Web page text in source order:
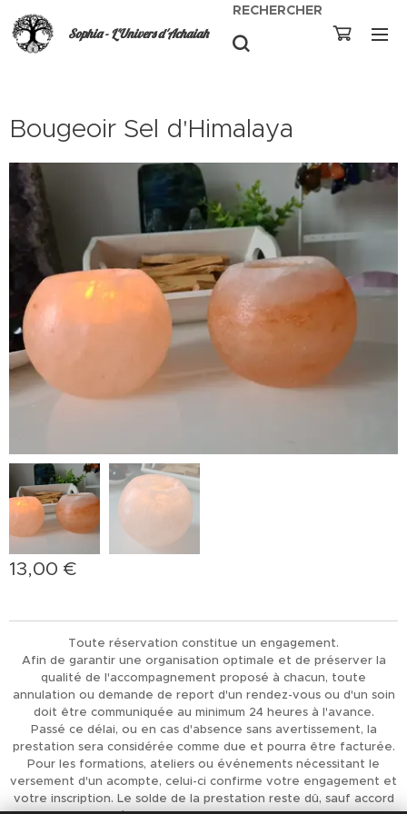
Sophia - L'Univers d'Achaiah
RECHERCHER
Bougeoir Sel d'Himalaya
13,00 €
Toute réservation constitue un engagement.
Afin de garantir une organisation optimale et de préserver la
qualité de l'accompagnement proposé à chacun, toute
annulation ou demande de report d'un rendez-vous ou d'un soin
doit être communiquée au minimum 24 heures à l'avance.
Passé ce délai, ou en cas d'absence sans avertissement, la
prestation sera considérée comme due et pourra être facturée.
Pour les formations, ateliers ou événements nécessitant le
versement d'un acompte, celui-ci confirme votre engagement et
votre inscription. Le solde de la prestation reste dû, sauf accord